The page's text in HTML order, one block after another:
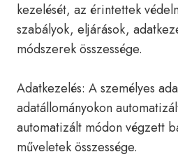
kezelését, az érintettek
szabályok, eljárások,
módszerek összessége.
Adatkezelés: A személyes
adatállományokon
automatizált módon végzett
műveletek összessége.